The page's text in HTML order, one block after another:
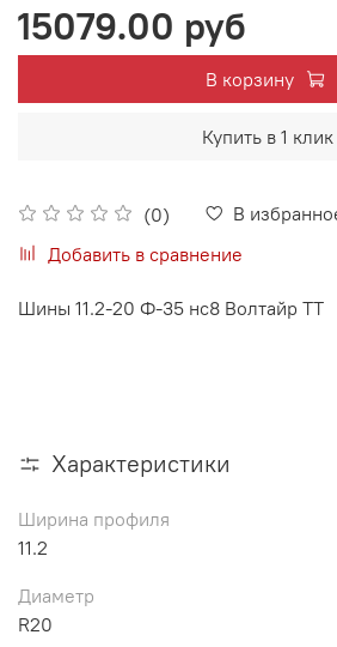
(0)
В
Добавить в сравнение
15079.00 руб
В корзину
Купить в 1 клик
Шины 11.2-20 Ф-35 нс8 Волтайр TT
Характеристики
Ширина профиля
11.2
Диаметр
R20